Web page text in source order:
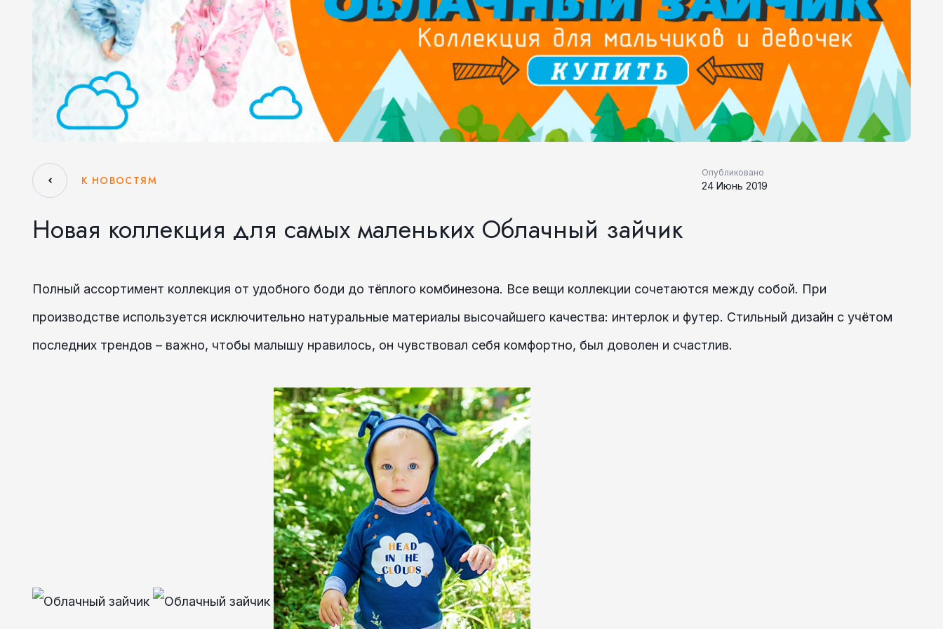
К НОВОСТЯМ
Опубликовано
24 Июнь 2019
Новая коллекция для самых маленьких Облачный зайчик
Полный ассортимент коллекция от удобного боди до тёплого комбинезона. Все вещи коллекции сочетаются между собой. При
производстве используется исключительно натуральные материалы высочайшего качества: интерлок и футер. Стильный дизайн с учётом
последних трендов – важно, чтобы малышу нравилось, он чувствовал себя комфортно, был доволен и счастлив.